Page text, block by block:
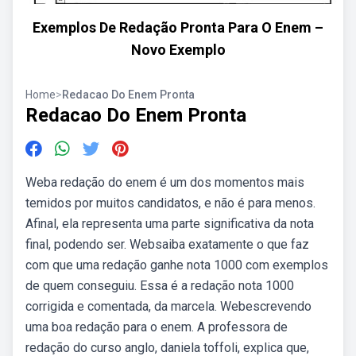
Exemplos De Redação Pronta Para O Enem –
Novo Exemplo
Home>Redacao Do Enem Pronta
Redacao Do Enem Pronta
Weba redação do enem é um dos momentos mais
temidos por muitos candidatos, e não é para menos.
Afinal, ela representa uma parte significativa da nota
final, podendo ser. Websaiba exatamente o que faz
com que uma redação ganhe nota 1000 com exemplos
de quem conseguiu. Essa é a redação nota 1000
corrigida e comentada, da marcela. Webescrevendo
uma boa redação para o enem. A professora de
redação do curso anglo, daniela toffoli, explica que,